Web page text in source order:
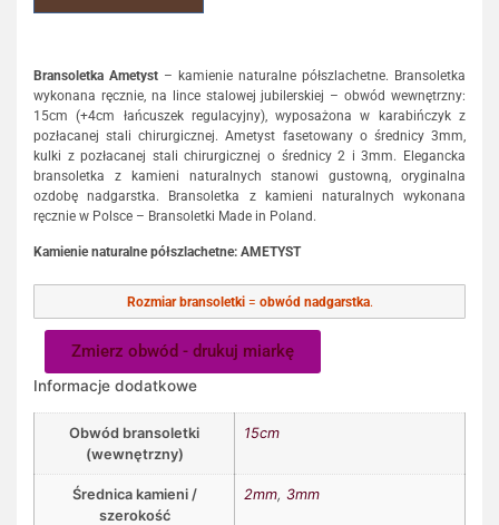
Bransoletka Ametyst – kamienie naturalne półszlachetne. Bransoletka
wykonana ręcznie, na lince stalowej jubilerskiej – obwód wewnętrzny:
15cm (+4cm łańcuszek regulacyjny), wyposażona w karabińczyk z
pozłacanej stali chirurgicznej. Ametyst fasetowany o średnicy 3mm,
kulki z pozłacanej stali chirurgicznej o średnicy 2 i 3mm. Elegancka
bransoletka z kamieni naturalnych stanowi gustowną, oryginalna
ozdobę nadgarstka. Bransoletka z kamieni naturalnych wykonana
ręcznie w Polsce – Bransoletki Made in Poland.
Kamienie naturalne półszlachetne: AMETYST
Rozmiar bransoletki= obwód nadgarstka.
Zmierz obwód - drukuj miarkę
Informacje dodatkowe
Obwód bransoletki
(wewnętrzny)
15cm
Średnica kamieni /
szerokość
2mm, 3mm